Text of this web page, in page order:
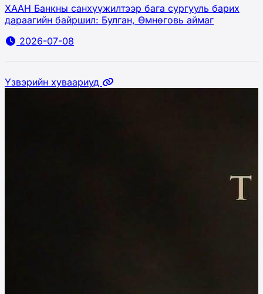
ХААН Банкны санхүүжилтээр бага сургууль барих
дараагийн байршил: Булган, Өмнөговь аймаг
2026-07-08
Үзвэрийн хуваариуд